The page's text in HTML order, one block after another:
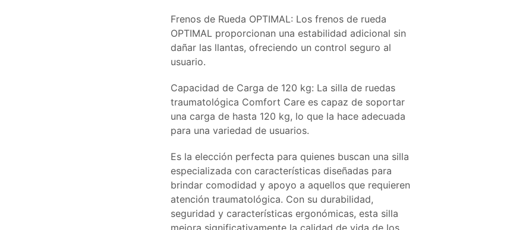
Frenos de Rueda OPTIMAL: Los frenos de rueda
OPTIMAL proporcionan una estabilidad adicional sin
dañar las llantas, ofreciendo un control seguro al
usuario.
Capacidad de Carga de 120 kg: La silla de ruedas
traumatológica Comfort Care es capaz de soportar
una carga de hasta 120 kg, lo que la hace adecuada
para una variedad de usuarios.
Es la elección perfecta para quienes buscan una silla
especializada con características diseñadas para
brindar comodidad y apoyo a aquellos que requieren
atención traumatológica. Con su durabilidad,
seguridad y características ergonómicas, esta silla
mejora significativamente la calidad de vida de los